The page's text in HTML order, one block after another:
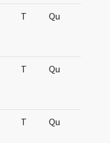
T Qu
T Qu
T Qu